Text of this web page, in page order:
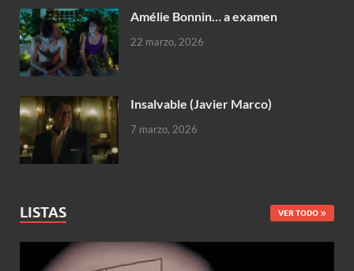
Amélie Bonnin… a examen
22 marzo, 2026
Insalvable (Javier Marco)
7 marzo, 2026
LISTAS VER TODO